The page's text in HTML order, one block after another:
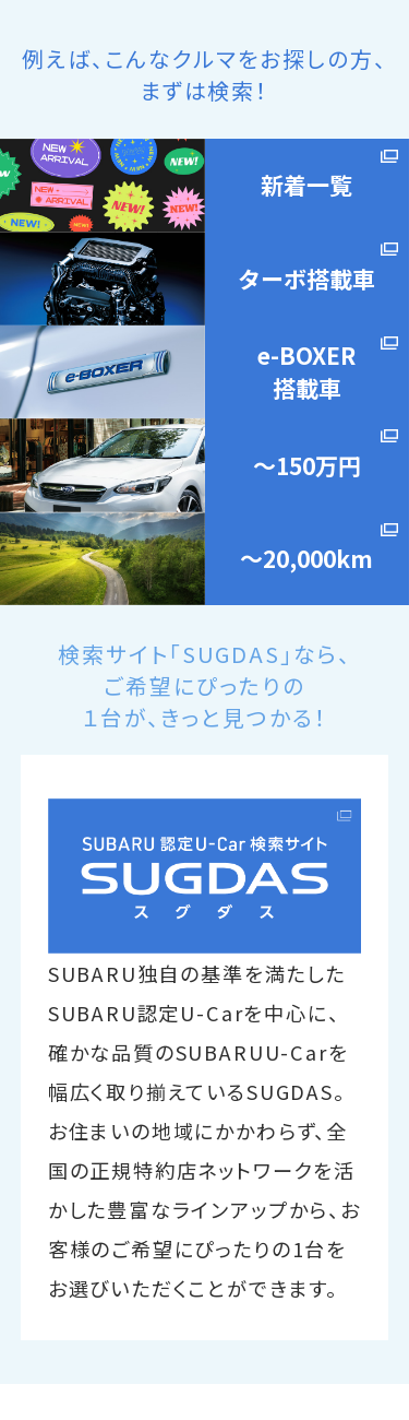
例えば、こんなクルマをお探しの方、
まずは検索！
新着一覧
ターボ搭載車
e-BOXER
搭載車
〜150万円
〜20,000km
検索サイト「SUGDAS」なら、
ご希望にぴったりの
１台が、きっと見つかる！
SUBARU独自の基準を満たした
SUBARU認定U-Carを中心に、
確かな品質のSUBARUU-Carを
幅広く取り揃えているSUGDAS。
お住まいの地域にかかわらず、全
国の正規特約店ネットワークを活
かした豊富なラインアップから、お
客様のご希望にぴったりの1台を
お選びいただくことができます。